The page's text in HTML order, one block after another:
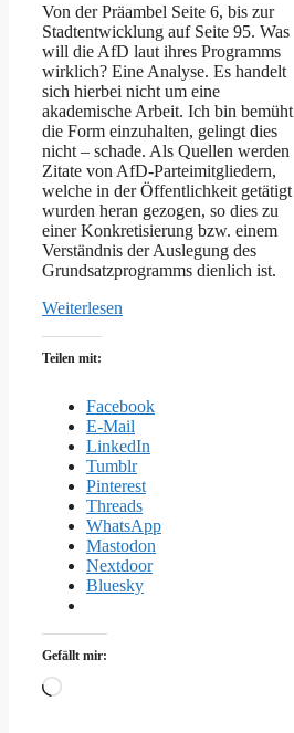
Von der Präambel Seite 6, bis zur
Stadtentwicklung auf Seite 95. Was
will die AfD laut ihres Programms
wirklich? Eine Analyse. Es handelt
sich hierbei nicht um eine
akademische Arbeit. Ich bin bemüht
die Form einzuhalten, gelingt dies
nicht – schade. Als Quellen werden
Zitate von AfD-Parteimitgliedern,
welche in der Öffentlichkeit getätigt
wurden heran gezogen, so dies zu
einer Konkretisierung bzw. einem
Verständnis der Auslegung des
Grundsatzprogramms dienlich ist.
Weiterlesen
Teilen mit:
Facebook
E-Mail
LinkedIn
Tumblr
Pinterest
Threads
WhatsApp
Mastodon
Nextdoor
Bluesky
Gefällt mir:
Wird